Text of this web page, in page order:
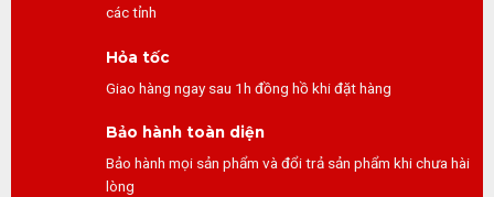
các tỉnh
Hỏa tốc
Giao hàng ngay sau 1h đồng hồ khi đặt hàng
Bảo hành toàn diện
Bảo hành mọi sản phẩm và đổi trả sản phẩm khi chưa hài
lòng